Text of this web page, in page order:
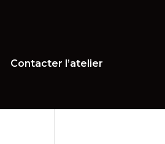
Contacter l’atelier